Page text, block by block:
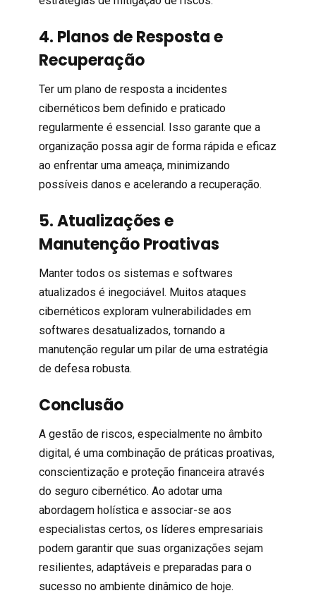
4. Planos de Resposta e
Recuperação
Ter um plano de resposta a incidentes
cibernéticos bem definido e praticado
regularmente é essencial. Isso garante que a
organização possa agir de forma rápida e eficaz
ao enfrentar uma ameaça, minimizando
possíveis danos e acelerando a recuperação.
5. Atualizações e
Manutenção Proativas
Manter todos os sistemas e softwares
atualizados é inegociável. Muitos ataques
cibernéticos exploram vulnerabilidades em
softwares desatualizados, tornando a
manutenção regular um pilar de uma estratégia
de defesa robusta.
Conclusão
A gestão de riscos, especialmente no âmbito
digital, é uma combinação de práticas proativas,
conscientização e proteção financeira através
do seguro cibernético. Ao adotar uma
abordagem holística e associar-se aos
especialistas certos, os líderes empresariais
podem garantir que suas organizações sejam
resilientes, adaptáveis e preparadas para o
sucesso no ambiente dinâmico de hoje.